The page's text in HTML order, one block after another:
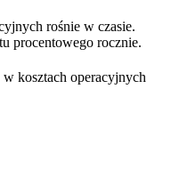
rośnie w czasie.
procentowego rocznie.
kosztach operacyjnych